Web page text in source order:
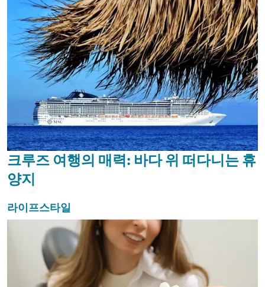
크루즈 여행의 매력: 바다 위 떠다니는 휴
양지
라이프스타일